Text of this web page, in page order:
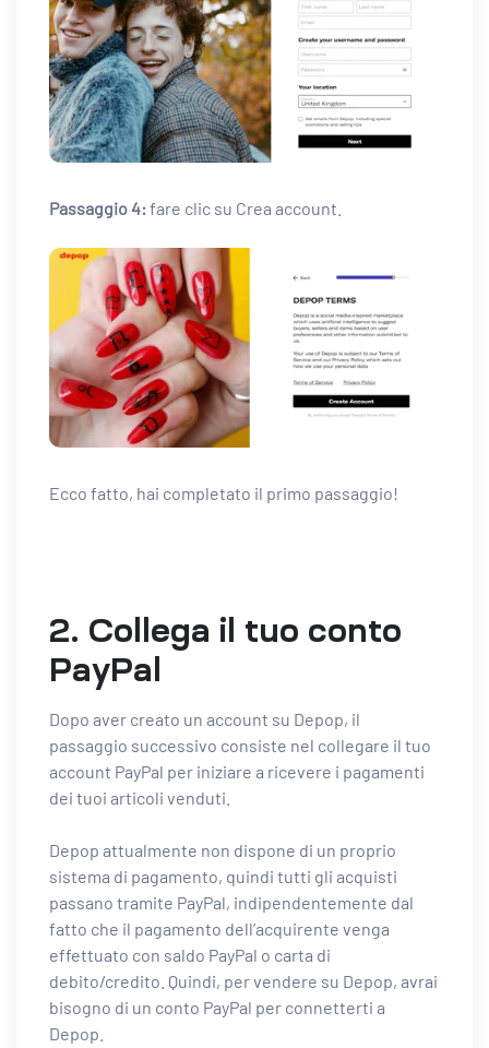
Passaggio 4:fare clic su Crea account.
Ecco fatto, hai completato il primo passaggio!
2. Collega il tuo conto
PayPal
Dopo aver creato un account su Depop, il
passaggio successivo consiste nel collegare il tuo
account PayPal per iniziare a ricevere i pagamenti
dei tuoi articoli venduti.
Depop attualmente non dispone di un proprio
sistema di pagamento, quindi tutti gli acquisti
passano tramite PayPal, indipendentemente dal
fatto che il pagamento dell’acquirente venga
effettuato con saldo PayPal o carta di
debito/credito. Quindi, per vendere su Depop, avrai
bisogno di un conto PayPal per connetterti a
Depop.